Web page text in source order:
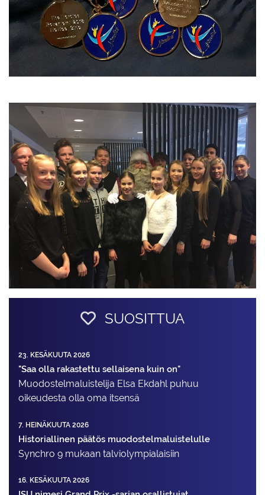
SUOSITTUA
23. KESÄKUUTA 2026
"Saa olla rakastettu sellaisena kuin on"
Muodostelma­luistelija Elsa Ekdahl puhuu
oikeudesta olla oma itsensä
7. HEINÄKUUTA 2026
Historiallinen päätös muodostelmaluistelulle
Synchro 9 mukaan talviolympialaisiin
16. KESÄKUUTA 2026